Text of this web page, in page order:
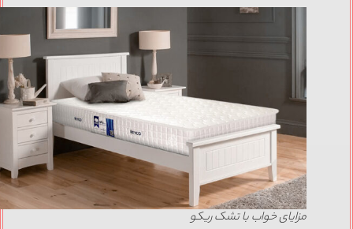
مزایای خواب با تشک ریکو